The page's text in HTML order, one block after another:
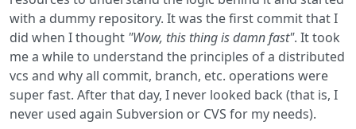
with a dummy repository. It was the first commit that I
did when I thought "Wow, this thing is damn fast". It took
me a while to understand the principles of a distributed
vcs and why all commit, branch, etc. operations were
super fast. After that day, I never looked back (that is, I
never used again Subversion or CVS for my needs).